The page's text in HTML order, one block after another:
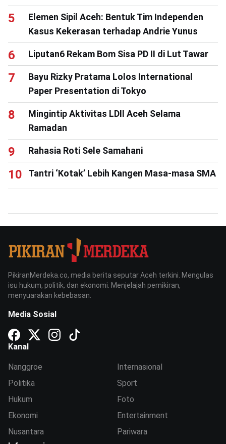
Elemen Sipil Aceh: Bentuk Tim Independen
Kasus Kekerasan terhadap Andrie Yunus
Liputan6 Rekam Bom Sisa PD II di Lut Tawar
Bayu Rizky Pratama Lolos International
Paper Presentation di Tokyo
Mingintip Aktivitas LDII Aceh Selama
Ramadan
Rahasia Roti Sele Samahani
Tantri ‘Kotak’ Lebih Kangen Masa-masa SMA
PikiranMerdeka.co, media berita seputar Aceh terkini. Mengulas
isu hukum, politik, dan ekonomi. Menjelajah pemikiran,
menyuarakan kebebasan.
Media Sosial
Kanal
Nanggroe
Politika
Hukum
Ekonomi
Nusantara
Internasional
Sport
Foto
Entertainment
Pariwara